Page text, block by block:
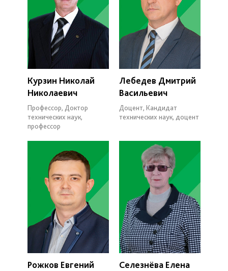
Курзин Николай
Николаевич
Профессор, Доктор
технических наук,
профессор
Лебедев Дмитрий
Васильевич
Доцент, Кандидат
технических наук, доцент
Рожков Евгений
Селезнёва Елена